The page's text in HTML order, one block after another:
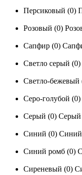
Персиковый (0)
Розовый (0)
Сапфир (0)
Светло серый (0)
Светло-бежевый
Серо-голубой (0)
Серый (0) Серый
Синий (0) Синий
Синий ромб (0)
Сиреневый (0)